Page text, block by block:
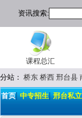
资讯搜索:
课程总汇
分站： 桥东 桥西 邢台县
首页|中专招生|邢台私